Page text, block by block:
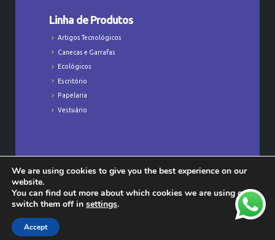
Linha de Produtos
Artigos Tecnológicos
Canecas e Garrafas
Ecológicos
Escritório
Papelaria
Vestuário
Todos os Direitos Reservados © Majú
We are using cookies to give you the best experience on our
website.
You can find out more about which cookies we are using or
switch them off in settings.
Accept